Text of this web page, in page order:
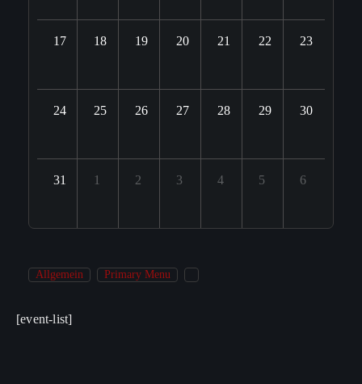
17 18 19 20 21 22 23
24 25 26 27 28 29 30
31 1 2 3 4 5 6
Allgemein Primary Menu
[event-list]